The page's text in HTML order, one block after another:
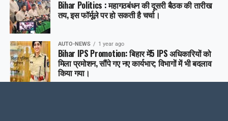
Bihar Politics : महागठबंधन की दूसरी बैठक की तारीख
तय, इस फॉर्मूले पर हो सकती है चर्चा।
AUTO-NEWS 1 year ago
Bihar IPS Promotion: बिहार में5 IPS अधिकारियों को
मिला प्रमोशन, सौंपे गए नए कार्यभार; विभागों में भी बदलाव
किया गया।